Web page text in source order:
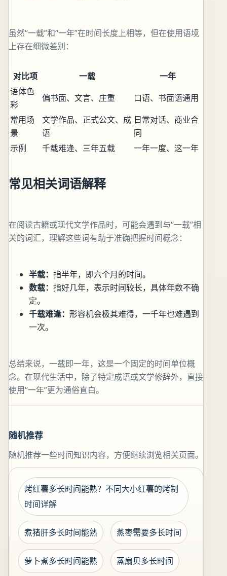
虽然“一载”和“一年”在时间长度上相等，但在使用语境
上存在细微差别：
对比项 一载
一年
语体色
彩
偏书面、文言、庄重
口语、书面语通用
常用场
景
文学作品、正式公文、成
语
日常对话、商业合
同
示例
千载难逢、三年五载 一年一度、这一年
常见相关词语解释
在阅读古籍或现代文学作品时，可能会遇到与“一载”相
关的词汇，理解这些词有助于准确把握时间概念：
半载： 指半年，即六个月的时间。
数载： 指好几年，表示时间较长，具体年数不确
定。
千载难逢： 形容机会极其难得，一千年也难遇到
一次。
总结来说，一载即一年，这是一个固定的时间单位概
念。在现代生活中，除了特定成语或文学修辞外，直接
使用“一年”更为通俗直白。
随机推荐
随机推荐一些时间知识内容，方便继续浏览相关页面。
烤红薯多长时间能熟？不同大小红薯的烤制
时间详解
煮猪肝多长时间能熟 蒸枣需要多长时间
萝卜煮多长时间能熟 蒸扇贝多长时间